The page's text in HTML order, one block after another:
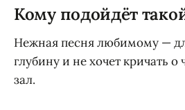
Кому подойдёт
Нежная песня любимому —
глубину и не хочет кричать о
зал.